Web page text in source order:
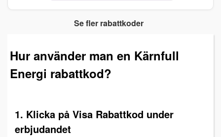
Se fler rabattkoder
Hur använder man en Kärnfull
Energi rabattkod?
1. Klicka på Visa Rabattkod under
erbjudandet